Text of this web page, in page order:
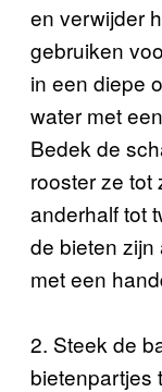
en verwijder
gebruiken
in een diepe
water met
Bedek de
rooster ze tot
anderhalf tot
de bieten zijn
met een
2. Steek de
bietenpartjes